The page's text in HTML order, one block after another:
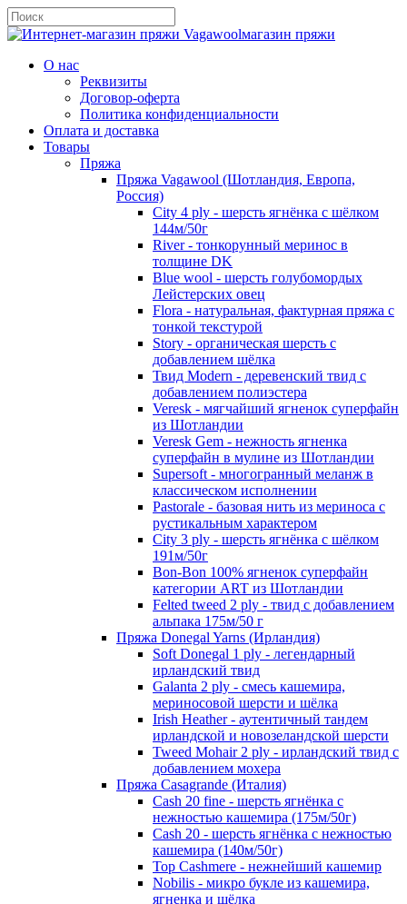
магазин пряжи
О нас
Реквизиты
Договор-оферта
Политика конфиденциальности
Оплата и доставка
Товары
Пряжа
Пряжа Vagawool (Шотландия, Европа,
Россия)
City 4 ply - шерсть ягнёнка с шёлком
144м/50г
River - тонкорунный меринос в
толщине DK
Blue wool - шерсть голубомордых
Лейстерских овец
Flora - натуральная, фактурная пряжа с
тонкой текстурой
Story - органическая шерсть с
добавлением шёлка
Твид Modern - деревенский твид с
добавлением полиэстера
Veresk - мягчайший ягненок суперфайн
из Шотландии
Veresk Gem - нежность ягненка
суперфайн в мулине из Шотландии
Supersoft - многогранный меланж в
классическом исполнении
Pastorale - базовая нить из мериноса с
рустикальным характером
City 3 ply - шерсть ягнёнка с шёлком
191м/50г
Bon-Bon 100% ягненок суперфайн
категории ART из Шотландии
Felted tweed 2 ply - твид с добавлением
альпака 175м/50 г
Пряжа Donegal Yarns (Ирландия)
Soft Donegal 1 ply - легендарный
ирландский твид
Galanta 2 ply - смесь кашемира,
мериносовой шерсти и шёлка
Irish Heather - аутентичный тандем
ирландской и новозеландской шерсти
Tweed Mohair 2 ply - ирландский твид с
добавлением мохера
Пряжа Casagrande (Италия)
Cash 20 fine - шерсть ягнёнка с
нежностью кашемира (175м/50г)
Cash 20 - шерсть ягнёнка с нежностью
кашемира (140м/50г)
Top Cashmere - нежнейший кашемир
Nobilis - микро букле из кашемира,
ягненка и шёлка